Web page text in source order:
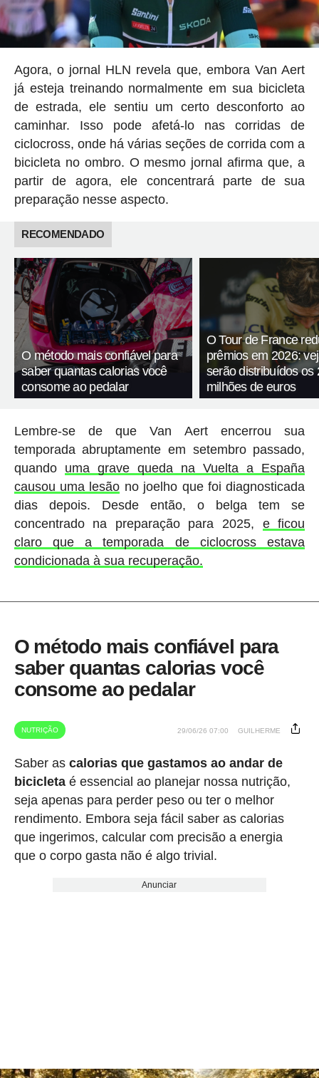
Agora, o jornal HLN revela que, embora Van Aert
já esteja treinando normalmente em sua bicicleta
de estrada, ele sentiu um certo desconforto ao
caminhar. Isso pode afetá-lo nas corridas de
ciclocross, onde há várias seções de corrida com a
bicicleta no ombro. O mesmo jornal afirma que, a
partir de agora, ele concentrará parte de sua
preparação nesse aspecto.
RECOMENDADO
O método mais confiável para
saber quantas calorias você
consome ao pedalar
O Tour de France
prêmios em 2026:
serão distribuídos os
milhões de euros
Lembre-se de que Van Aert encerrou sua
temporada abruptamente em setembro passado,
quando uma grave queda na Vuelta a España
causou uma lesão no joelho que foi diagnosticada
dias depois. Desde então, o belga tem se
concentrado na preparação para 2025, e ficou
claro que a temporada de ciclocross estava
condicionada à sua recuperação.
O método mais confiável para
saber quantas calorias você
consome ao pedalar
NUTRIÇÃO 29/06/26 07:00 GUILHERME
Saber as calorias que gastamos ao andar de
bicicletaé essencial ao planejar nossa nutrição,
seja apenas para perder peso ou ter o melhor
rendimento. Embora seja fácil saber as calorias
que ingerimos, calcular com precisão a energia
que o corpo gasta não é algo trivial.
Anunciar